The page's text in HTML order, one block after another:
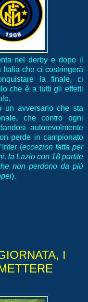
nel derby e dopo il
che ci costringerà
la finale, ci
che è a tutti gli effetti
un avversario che sta
che contro ogni
autorevolmente
perde in campionato
(eccezion fatta per
la Lazio con 18 partite
non perdono da più
).
I